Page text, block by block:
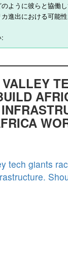
ように彼らと協働
進出における可能性
VALLEY
tech giants